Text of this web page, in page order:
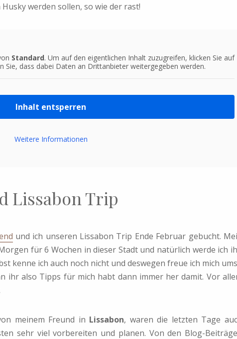
werden sollen, so wie der rast!
Standard. Um auf den eigentlichen Inhalt zuzugreifen, klicken Sie auf
Sie, dass dabei Daten an Drittanbieter weitergegeben werden.
Inhalt entsperren
Weitere Informationen
Lissabon Trip
und ich unseren Lissabon Trip Ende Februar gebucht.
für 6 Wochen in dieser Stadt und natürlich werde ich
kenne ich auch noch nicht und deswegen freue ich mich
ihr also Tipps für mich habt dann immer her damit. Vor
meinem Freund in Lissabon, waren die letzten Tage
sehr viel vorbereiten und planen. Von den Blog-